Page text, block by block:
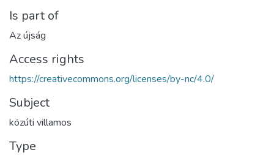
Is part of
Az újság
Access rights
https://creativecommons.org/licenses/by-nc/4.0/
Subject
közúti villamos
Type